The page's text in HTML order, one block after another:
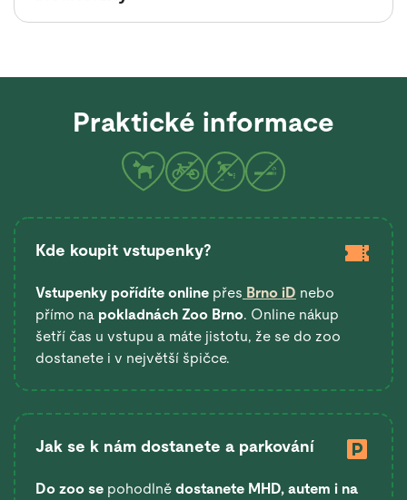
Praktické informace
Kde koupit vstupenky?
Vstupenky pořídíte online přes Brno iD nebo
přímo na pokladnách Zoo Brno. Online nákup
šetří čas u vstupu a máte jistotu, že se do zoo
dostanete i v největší špičce.
Jak se k nám dostanete a parkování
Do zoo se pohodlně dostanete MHD, autem i na